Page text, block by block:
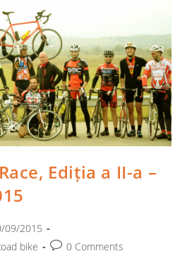
Ediția a II-a –
09/2015
bike
Post0 Comments